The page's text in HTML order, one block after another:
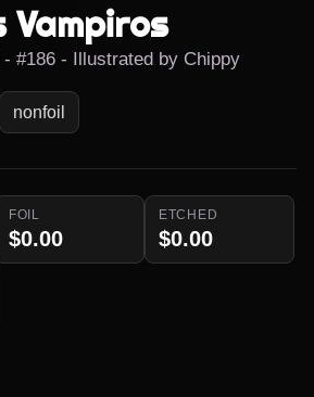
Vampiros
#186 - Illustrated by Chippy
nonfoil
FOIL
$0.00
ETCHED
$0.00